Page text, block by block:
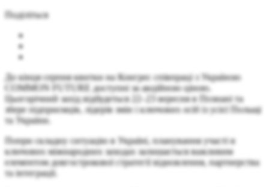
Поділіться
До кінця серпня квитки на Конгрес співпраці з Україною
COMMON FUTURE доступні за акційною ціною.
Цьогорічний захід відбудеться 22–23 вересня в Познані та
збере підприємців, лідерів змін і ключових осіб із усієї Польщі
та України.
Попри складну ситуацію в Україні, планування участі в
ключових міжнародних заходах залишається важливим
елементом довгострокової стратегії відновлення, партнерства
та інтеграції.